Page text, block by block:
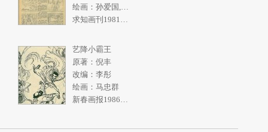
绘画：孙爱国,张一民
求知画刊1981年2期
艺降小霸王
原著：倪丰
改编：李彤
绘画：马忠群